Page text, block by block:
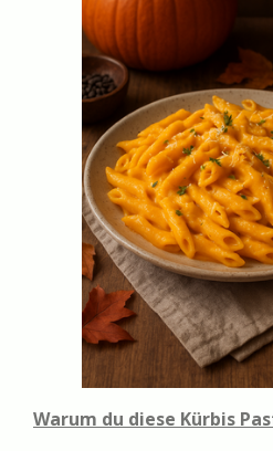
Warum du diese Kürbis